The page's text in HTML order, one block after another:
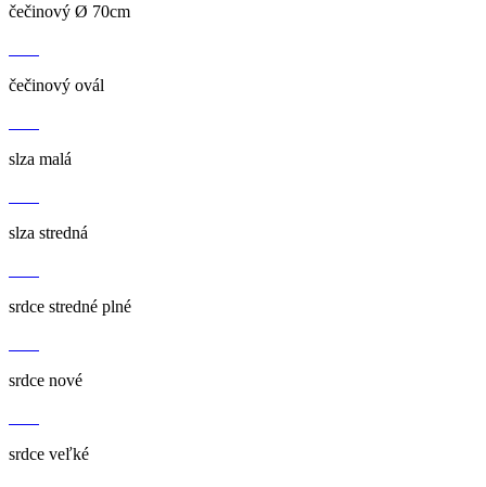
čečinový Ø 70cm
čečinový ovál
slza malá
slza stredná
srdce stredné plné
srdce nové
srdce veľké